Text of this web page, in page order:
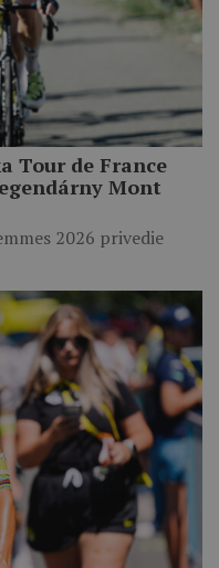
Tour de France
Mont
2026 privedie